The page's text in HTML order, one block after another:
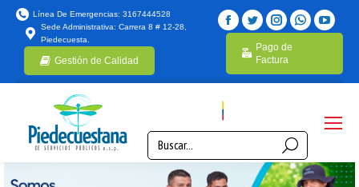
Línea De Emergencias: 3167444528
Sede Administrativa: Carrera 8 # 12-28,
Piedecuesta.
Gestión de Calidad
Pago de
Factura